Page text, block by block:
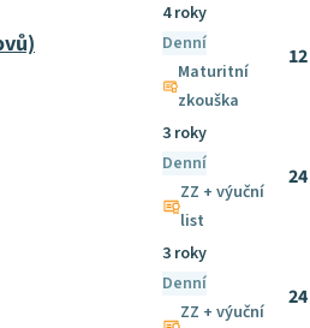
4 roky
Denní
Maturitní
zkouška
12
3 roky
Denní
ZZ + výuční
list
24
3 roky
Denní
ZZ + výuční
24